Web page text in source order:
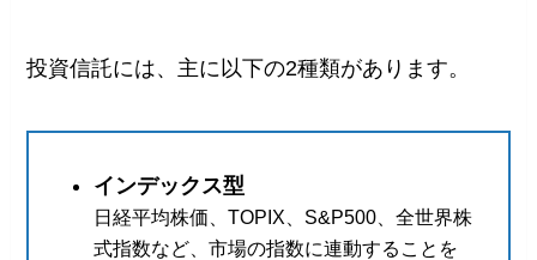
投資信託には、主に以下の2種類があります。
インデックス型
日経平均株価、TOPIX、S&P500、全世界株
式指数など、市場の指数に連動することを